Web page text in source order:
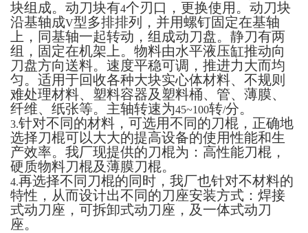
块组成。动刀块有4个刃口，更换使用。动刀块
沿基轴成V型多排排列，并用螺钉固定在基轴
上，同基轴一起转动，组成动刀盘。静刀有两
组，固定在机架上。物料由水平液压缸推动向
刀盘方向送料。速度平稳可调，推进力大而均
匀。适用于回收各种大块实心体材料、不规则
难处理材料、塑料容器及塑料桶、管、薄膜、
纤维、纸张等。主轴转速为45~100转/分。
3.针对不同的材料，可选用不同的刀棍，正确地
选择刀棍可以大大的提高设备的使用性能和生
产效率。我厂现提供的刀棍为：高性能刀棍，
硬质物料刀棍及薄膜刀棍。
4.再选择不同刀棍的同时，我厂也针对不材料的
特性，从而设计出不同的刀座安装方式：焊接
式动刀座，可拆卸式动刀座，及一体式动刀
座。